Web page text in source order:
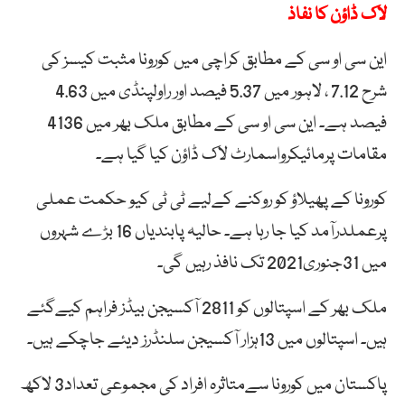
لاک ڈاؤن کا نفاذ
این سی او سی کے مطابق کراچی میں کورونا مثبت کیسز کی
شرح 7.12 ، لاہور میں 5.37 فیصد اور راولپنڈی میں 4.63
فیصد ہے۔ این سی او سی کے مطابق ملک بھر میں 4136
مقامات پرمائیکرواسمارٹ لاک ڈاؤن کیا گیا ہے۔
کورونا کے پھیلاؤ کو روکنے کےلیے ٹی ٹی کیو حکمت عملی
پرعملدرآمد کیا جا رہا ہے۔ حالیہ پابندیاں 16 بڑے شہروں
میں 31جنوری2021 تک نافذ رہیں گی۔
ملک بھر کے اسپتالوں کو 2811 آکسیجن بیڈز فراہم کیےگئے
ہیں۔ اسپتالوں میں 13ہزار آکسیجن سلنڈرز دیئے جاچکے ہیں۔
پاکستان میں کورونا سےمتاثرہ افراد کی مجموعی تعداد3 لاکھ